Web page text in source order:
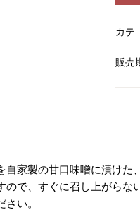
カテ
販売
家製の甘口味噌に漬けた
ので、すぐに召し上がらな
い。